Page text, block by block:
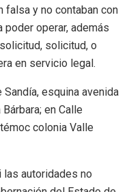
falsa y no contaban con
operar, además
solicitud, o
en servicio legal.
esquina avenida
en Calle
colonia Valle
autoridades no